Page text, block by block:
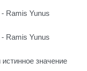
Ramis Yunus
Ramis Yunus
значение